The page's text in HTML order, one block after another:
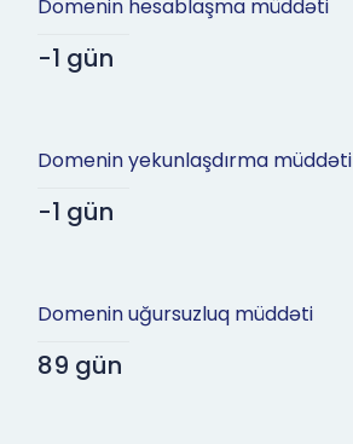
Domenin hesablaşma müddəti
-1 gün
Domenin yekunlaşdırma müddəti
-1 gün
Domenin uğursuzluq müddəti
89 gün